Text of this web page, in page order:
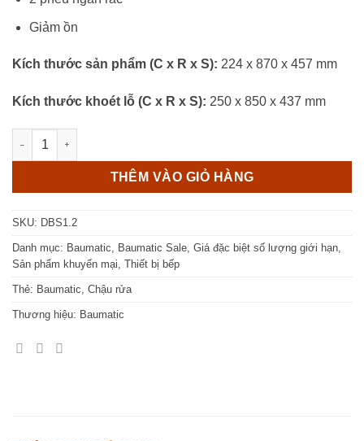
Giảm ồn
Kích thước sản phẩm (C x R x S): 224 x 870 x 457 mm
Kích thước khoét lỗ (C x R x S): 250 x 850 x 437 mm
Chậu Rửa Chén Baumatic DBS1.2 số lượng
THÊM VÀO GIỎ HÀNG
SKU: DBS1.2
Danh mục: Baumatic Baumatic Sale Giá đặc biệt số lượng giới hạn
Sản phẩm khuyến mại Thiết bị bếp
Thẻ: Baumatic Chậu rửa
Thương hiệu: Baumatic